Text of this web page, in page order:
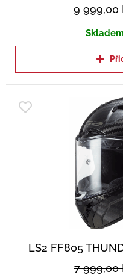
9 999,00
LS2 FF805
7 999,00